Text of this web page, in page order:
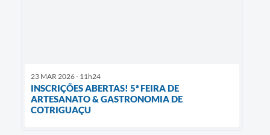
23 MAR 2026 - 11h24
INSCRIÇÕES ABERTAS! 5ª FEIRA DE
ARTESANATO & GASTRONOMIA DE
COTRIGUAÇU